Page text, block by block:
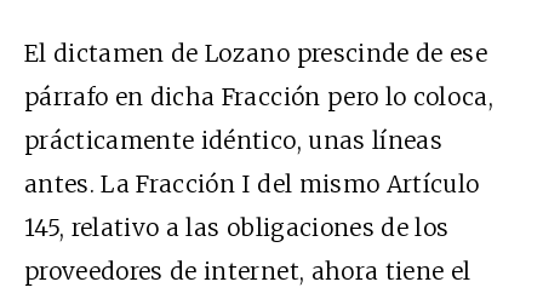
El dictamen de Lozano prescinde de ese
párrafo en dicha Fracción pero lo coloca,
prácticamente idéntico, unas líneas
antes. La Fracción I del mismo Artículo
145, relativo a las obligaciones de los
proveedores de internet, ahora tiene el